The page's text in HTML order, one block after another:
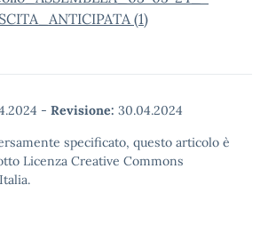
(1)
- Revisione: 30.04.2024
specificato, questo articolo è
Licenza Creative Commons